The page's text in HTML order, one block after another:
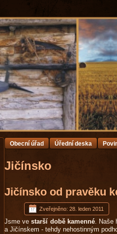
Obecní úřad Úřední deska
Jičínsko
Jičínsko od pravěku
Zveřejněno: 28. leden 2011
Jsme vestarší době kamenné. Naše
a Jičínskem - tehdy nehostinným